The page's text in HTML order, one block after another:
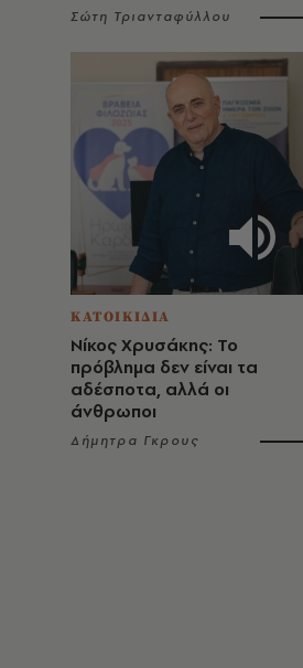
Σώτη Τριανταφύλλου
ΚΑΤΟΙΚΙΔΙΑ
Νίκος Χρυσάκης: Το
πρόβλημα δεν είναι τα
αδέσποτα, αλλά οι
άνθρωποι
Δήμητρα Γκρους